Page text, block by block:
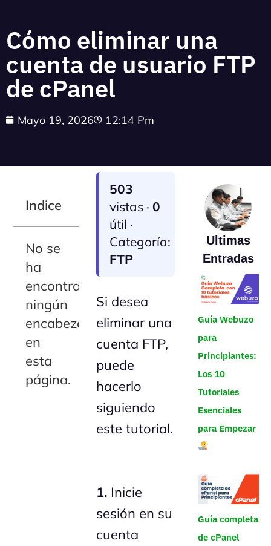
Cómo eliminar una
cuenta de usuario FTP
de cPanel
Mayo 19, 2026 12:14 Pm
Indice
No se
ha
encontrado
ningún
encabezado
en
esta
página.
503
vistas ·0
útil ·
Categoría:
FTP
Si desea
eliminar una
cuenta FTP,
puede
hacerlo
siguiendo
este tutorial.
1. Inicie
sesión en su
cuenta
Ultimas
Entradas
Guía Webuzo
para
Principiantes:
Los 10
Tutoriales
Esenciales
para Empezar
Guía completa
de cPanel